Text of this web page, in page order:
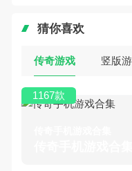
猜你喜欢
传奇游戏 竖版
传奇手机游戏合
1167款